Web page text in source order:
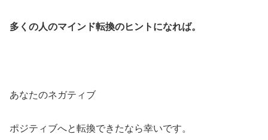
多くの人のマインド転換のヒントになれば。
あなたのネガティブ
ポジティブへと転換できたなら幸いです。